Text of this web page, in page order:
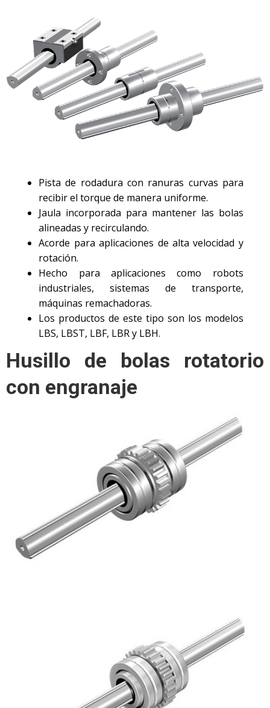
Pista de rodadura con ranuras curvas para
recibir el torque de manera uniforme.
Jaula incorporada para mantener las bolas
alineadas y recirculando.
Acorde para aplicaciones de alta velocidad y
rotación.
Hecho para aplicaciones como robots
industriales, sistemas de transporte,
máquinas remachadoras.
Los productos de este tipo son los modelos
LBS, LBST, LBF, LBR y LBH.
Husillo de bolas rotatorio
con engranaje